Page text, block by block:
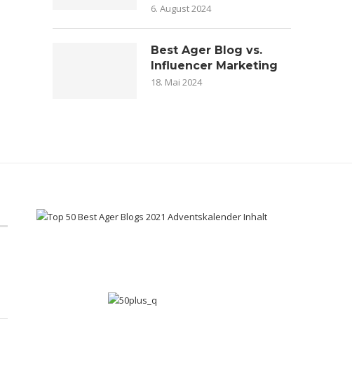
6. August 2024
Best Ager Blog vs.
Influencer Marketing
18. Mai 2024